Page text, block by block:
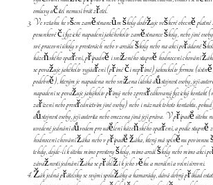
omluvy učitel nemusí brát zřetel.
Ve vztahu ke všem zaměstnancům školy dodržuje veškeré obecně
posunkové či fyzické napadení jakéhokoliv zaměstnance školy, nebo jiné
své pracovní úkoly v prostorách nebo v areálu školy nebo na akci pořádané
kázeňského opatření, případně i sníženého stupně hodnocení chování
se považuje jakékoliv vyjádření (přímé či nepřímé) jakoukoliv formou
podobně), kterým je napadena nebo snížena lidská důstojnost osoby, její
napadení se považuje jakýkoliv přímý nebo zprostředkovaný fyzický
zařízení nebo prostřednictvím jiné osoby) nebo i náznak tohoto kontaktu,
důstojnost osoby, její autorita nebo omezena jiná její práva. V případě útoku
uvedené jednání důvodem pro udělení kázeňského opatření, a podle
hodnocení chování žáka nebo v případě žáka, který má splněnu povinnou
tehdy, dojde-li k útoku mimo prostory školy, mimo areál školy nebo mimo
závažnosti jednání žáka se přihlíží k jeho věku a morální a volní úrovni.
Žák jedná přátelsky se svými spolužáky a kamarády, dává dobrý příklad